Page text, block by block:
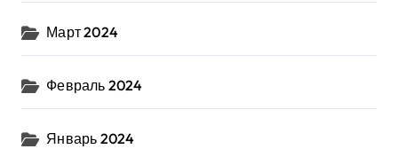
Март 2024
Февраль 2024
Январь 2024